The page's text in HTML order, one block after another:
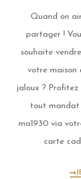
Quand on
partager !
souhaite
votre maison
jaloux ?
tout mandat
ma1930 via
carte